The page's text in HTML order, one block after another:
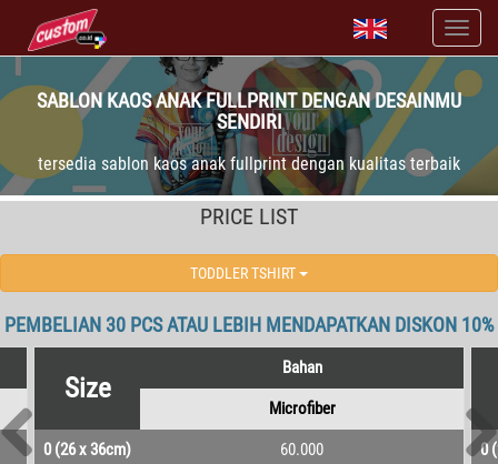
SABLON KAOS ANAK FULLPRINT DENGAN DESAINMU
SENDIRI
tersedia sablon kaos anak fullprint dengan kualitas terbaik
PRICE LIST
TODDLER TSHIRT
PEMBELIAN 30 PCS ATAU LEBIH MENDAPATKAN DISKON 10%
Size
Bahan
Microfiber
0 (26 x 36cm) 60.000 0